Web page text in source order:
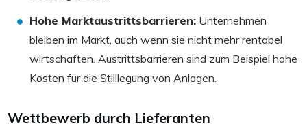
Hohe Marktaustrittsbarrieren: Unternehmen
bleiben im Markt, auch wenn sie nicht mehr rentabel
wirtschaften. Austrittsbarrieren sind zum Beispiel hohe
Kosten für die Stilllegung von Anlagen.
Wettbewerb durch Lieferanten